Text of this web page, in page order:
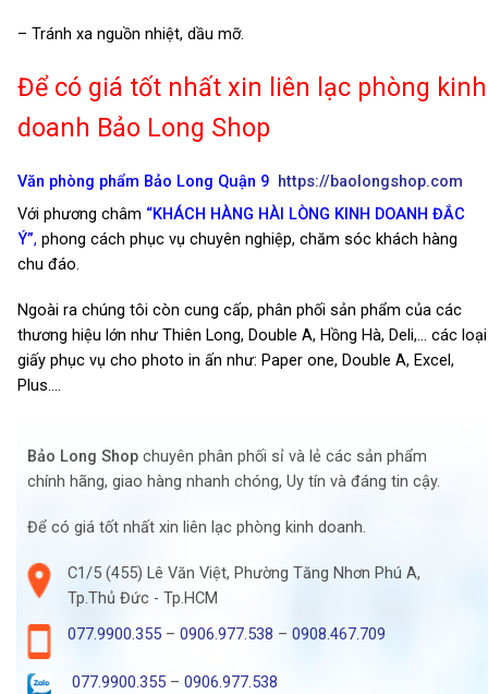
– Tránh xa nguồn nhiệt, dầu mỡ.
Để có giá tốt nhất xin liên lạc phòng kinh
doanh Bảo Long Shop
Văn phòng phẩm Bảo Long Quận 9 https://baolongshop.com
Với phương châm “KHÁCH HÀNG HÀI LÒNG KINH DOANH ĐẮC
Ý”, phong cách phục vụ chuyên nghiệp, chăm sóc khách hàng
chu đáo.
Ngoài ra chúng tôi còn cung cấp, phân phối sản phẩm của các
thương hiệu lớn như Thiên Long, Double A, Hồng Hà, Deli,… các loại
giấy phục vụ cho photo in ấn như: Paper one, Double A, Excel,
Plus….
Bảo Long Shop chuyên phân phối sỉ và lẻ các sản phẩm
chính hãng, giao hàng nhanh chóng, Uy tín và đáng tin cậy.
Để có giá tốt nhất xin liên lạc phòng kinh doanh.
C1/5 (455) Lê Văn Việt, Phường Tăng Nhơn Phú A,
Tp.Thủ Đức - Tp.HCM
077.9900.355– 0906.977.538 – 0908.467.709
077.9900.355– 0906.977.538